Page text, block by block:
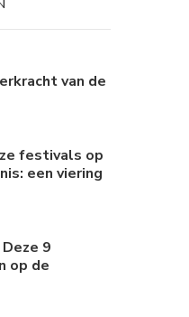
van de
festivals op
een viering
9
op de